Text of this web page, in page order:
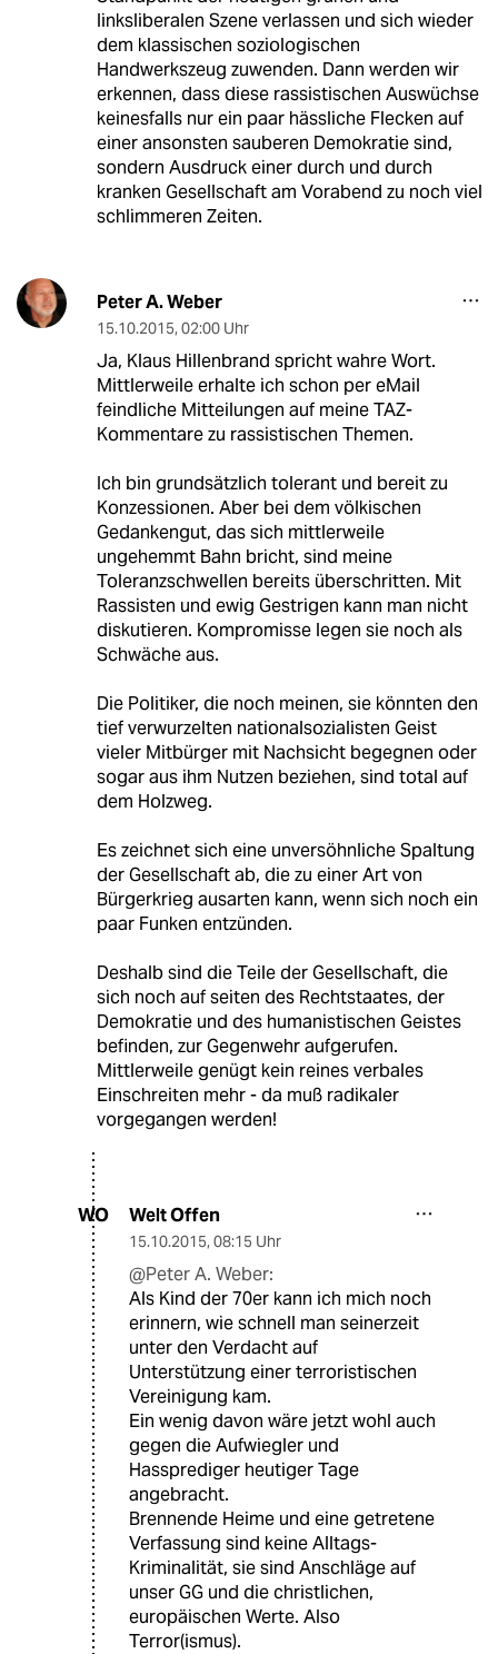
linksliberalen Szene verlassen und sich wieder
dem klassischen soziologischen
Handwerkszeug zuwenden. Dann werden wir
erkennen, dass diese rassistischen Auswüchse
keinesfalls nur ein paar hässliche Flecken auf
einer ansonsten sauberen Demokratie sind,
sondern Ausdruck einer durch und durch
kranken Gesellschaft am Vorabend zu noch viel
schlimmeren Zeiten.
Peter A. Weber
15.10.2015, 02:00 Uhr
Ja, Klaus Hillenbrand spricht wahre Wort.
Mittlerweile erhalte ich schon per eMail
feindliche Mitteilungen auf meine TAZ-
Kommentare zu rassistischen Themen.
Ich bin grundsätzlich tolerant und bereit zu
Konzessionen. Aber bei dem völkischen
Gedankengut, das sich mittlerweile
ungehemmt Bahn bricht, sind meine
Toleranzschwellen bereits überschritten. Mit
Rassisten und ewig Gestrigen kann man nicht
diskutieren. Kompromisse legen sie noch als
Schwäche aus.
Die Politiker, die noch meinen, sie könnten den
tief verwurzelten nationalsozialisten Geist
vieler Mitbürger mit Nachsicht begegnen oder
sogar aus ihm Nutzen beziehen, sind total auf
dem Holzweg.
Es zeichnet sich eine unversöhnliche Spaltung
der Gesellschaft ab, die zu einer Art von
Bürgerkrieg ausarten kann, wenn sich noch ein
paar Funken entzünden.
Deshalb sind die Teile der Gesellschaft, die
sich noch auf seiten des Rechtstaates, der
Demokratie und des humanistischen Geistes
befinden, zur Gegenwehr aufgerufen.
Mittlerweile genügt kein reines verbales
Einschreiten mehr - da muß radikaler
vorgegangen werden!
WO Welt Offen
15.10.2015, 08:15 Uhr
@Peter A. Weber:
Als Kind der 70er kann ich mich noch
erinnern, wie schnell man seinerzeit
unter den Verdacht auf
Unterstützung einer terroristischen
Vereinigung kam.
Ein wenig davon wäre jetzt wohl auch
gegen die Aufwiegler und
Hassprediger heutiger Tage
angebracht.
Brennende Heime und eine getretene
Verfassung sind keine Alltags-
Kriminalität, sie sind Anschläge auf
unser GG und die christlichen,
europäischen Werte. Also
Terror(ismus).